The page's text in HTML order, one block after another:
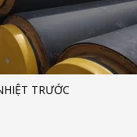
TRƯỚC